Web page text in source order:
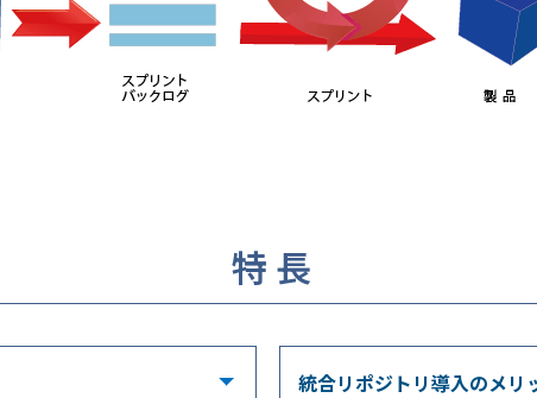
特 長
統合リポジトリ導入のメリ